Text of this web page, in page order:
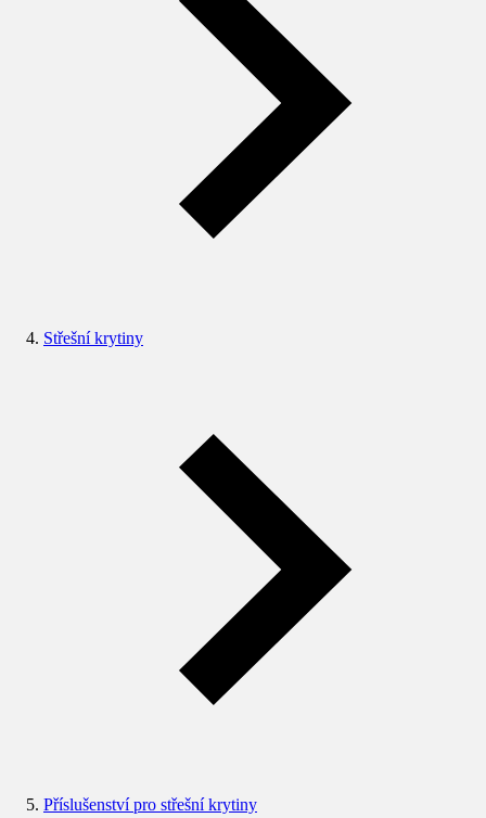
Střešní krytiny
Příslušenství pro střešní krytiny